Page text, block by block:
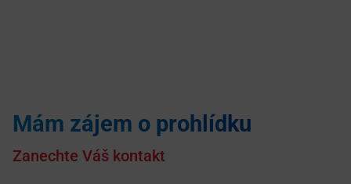
Mám zájem o prohlídku
Zanechte Váš kontakt